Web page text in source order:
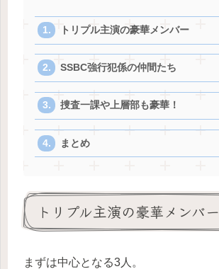
トリプル主演の豪華メンバー
SSBC強行犯係の仲間たち
捜査一課や上層部も豪華！
まとめ
トリプル主演の豪華メンバー
まずは中心となる3人。